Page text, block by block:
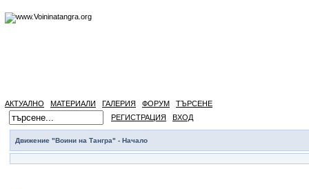
АКТУАЛНО МАТЕРИАЛИ ГАЛЕРИЯ ФОРУМ
ТЪРСЕНЕ
РЕГИСТРАЦИЯ
ВХОД
Движение "Воини на Тангра" - Начало